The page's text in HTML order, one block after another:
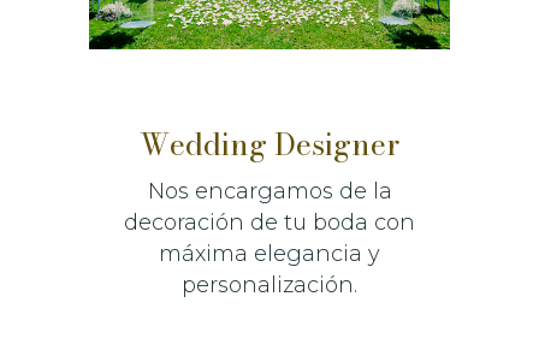
Wedding Designer
Nos encargamos de la
decoración de tu boda con
máxima elegancia y
personalización.